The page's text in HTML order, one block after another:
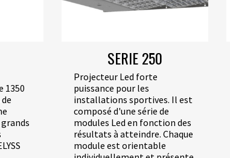
1350
SERIE 250
Projecteur Led forte
puissance pour les
installations sportives. Il est
composé d'une série de
modules Led en fonction des
résultats à atteindre. Chaque
module est orientable